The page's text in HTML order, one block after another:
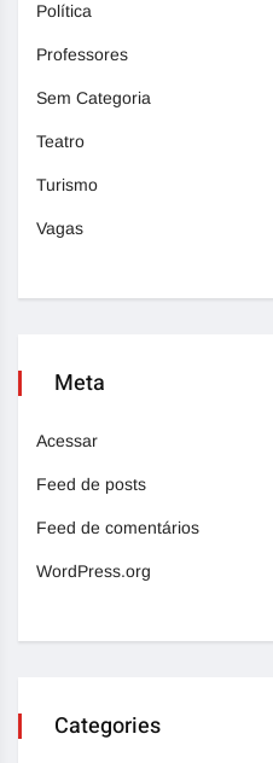
Política
Professores
Sem Categoria
Teatro
Turismo
Vagas
Meta
Acessar
Feed de posts
Feed de comentários
WordPress.org
Categories